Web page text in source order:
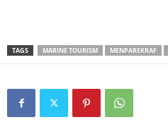
TAGS MARINE TOURISM MENPAREKRAF